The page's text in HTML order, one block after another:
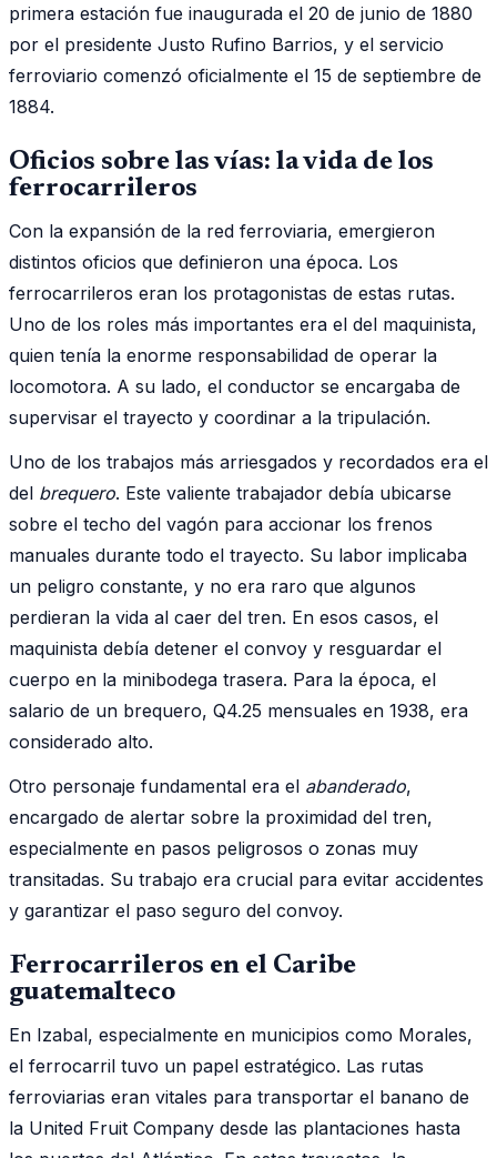
primera estación fue inaugurada el 20 de junio de 1880
por el presidente Justo Rufino Barrios, y el servicio
ferroviario comenzó oficialmente el 15 de septiembre de
1884.
Oficios sobre las vías: la vida de los
ferrocarrileros
Con la expansión de la red ferroviaria, emergieron
distintos oficios que definieron una época. Los
ferrocarrileros eran los protagonistas de estas rutas.
Uno de los roles más importantes era el del maquinista,
quien tenía la enorme responsabilidad de operar la
locomotora. A su lado, el conductor se encargaba de
supervisar el trayecto y coordinar a la tripulación.
Uno de los trabajos más arriesgados y recordados era el
del brequero. Este valiente trabajador debía ubicarse
sobre el techo del vagón para accionar los frenos
manuales durante todo el trayecto. Su labor implicaba
un peligro constante, y no era raro que algunos
perdieran la vida al caer del tren. En esos casos, el
maquinista debía detener el convoy y resguardar el
cuerpo en la minibodega trasera. Para la época, el
salario de un brequero, Q4.25 mensuales en 1938, era
considerado alto.
Otro personaje fundamental era el abanderado,
encargado de alertar sobre la proximidad del tren,
especialmente en pasos peligrosos o zonas muy
transitadas. Su trabajo era crucial para evitar accidentes
y garantizar el paso seguro del convoy.
Ferrocarrileros en el Caribe
guatemalteco
En Izabal, especialmente en municipios como Morales,
el ferrocarril tuvo un papel estratégico. Las rutas
ferroviarias eran vitales para transportar el banano de
la United Fruit Company desde las plantaciones hasta